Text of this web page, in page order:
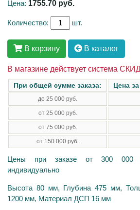
Цена: 1755.70 руб.
Количество: шт.
В корзину В каталог
В магазине действует система
При общей сумме заказа: Цена
до 25 000 руб.
от 25 000 руб.
от 75 000 руб.
от 150 000 руб.
Цены при заказе от 300 000
индивидуально
Высота 80 мм, Глубина 475 мм,
1200 мм, Материал ДСП 16 мм